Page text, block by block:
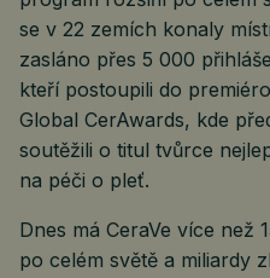
se v 22 zemích konaly
zasláno přes 5 000
kteří postoupili do
Global CerAwards, kde
soutěžili o titul tvůrce
na péči o pleť.
Dnes má CeraVe více než
po celém světě a miliardy